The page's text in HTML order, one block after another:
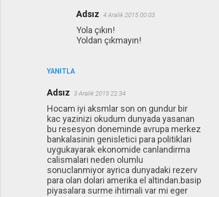
YANITLA
Adsız 4 Aralık 2015 00:03
Yola çıkın!
Yoldan çıkmayın!
Adsız 3 Aralık 2015 22:34
Hocam iyi aksmlar son on gundur bir
kac yazinizi okudum dunyada yasanan
bu resesyon doneminde avrupa merkez
bankalasinin genisletici para politiklari
uygukayarak ekonomide canlandirma
calismalari neden olumlu
sonuclanmiyor ayrica dunyadaki rezerv
para olan dolari amerika el altindan.basip
piyasalara surme ihtimali var mi eger